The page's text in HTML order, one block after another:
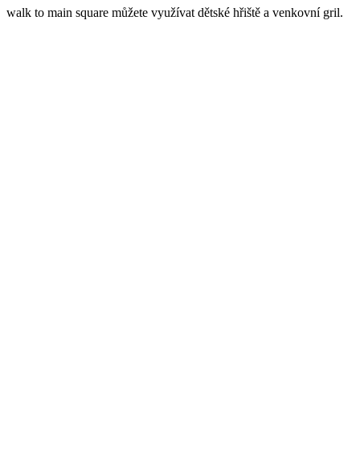
walk to main square můžete využívat dětské hřiště a venkovní gril.